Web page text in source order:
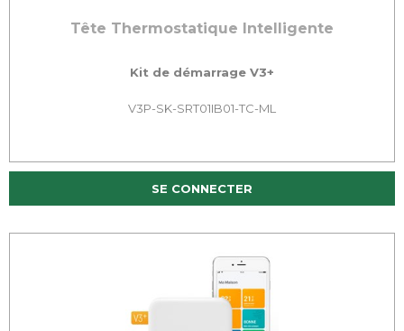
Tête Thermostatique Intelligente
Kit de démarrage V3+
V3P-SK-SRT01IB01-TC-ML
SE CONNECTER